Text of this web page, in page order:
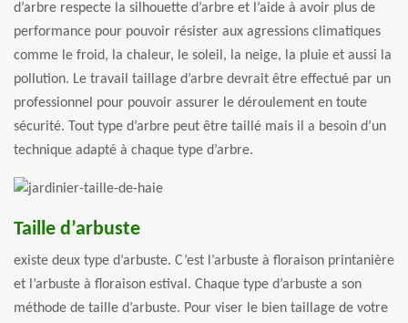
d’arbre respecte la silhouette d’arbre et l’aide à avoir plus de
performance pour pouvoir résister aux agressions climatiques
comme le froid, la chaleur, le soleil, la neige, la pluie et aussi la
pollution. Le travail taillage d’arbre devrait être effectué par un
professionnel pour pouvoir assurer le déroulement en toute
sécurité. Tout type d’arbre peut être taillé mais il a besoin d’un
technique adapté à chaque type d’arbre.
Taille d’arbuste
existe deux type d’arbuste. C’est l’arbuste à floraison printanière
et l’arbuste à floraison estival. Chaque type d’arbuste a son
méthode de taille d’arbuste. Pour viser le bien taillage de votre